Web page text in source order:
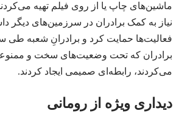
ماشین‌های چاپ یا از روی فیلم تهیه
نیاز به کمک برادران در سرزمین‌های دیگر
فعالیت‌ها حمایت کرد و برادرانِ شعبه طی
برادران که تحت وضعیت‌های سخت و
می‌کردند،‏ رابطه‌ای صمیمی ایجاد کردند.‏
دیداری ویژه از رومانی